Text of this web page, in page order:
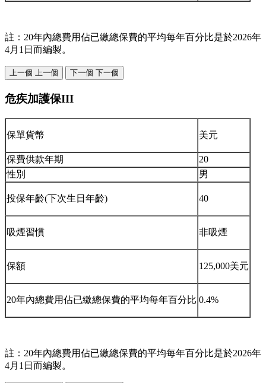
註：20年內總費用佔已繳總保費的平均每年百分比是於2026年
4月1日而編製。
上一個 上一個 下一個 下一個
危疾加護保III
保單貨幣 美元
保費供款年期
20
性別
男
投保年齡(下次生日年齡) 40
吸煙習慣 非吸煙
保額 125,000美元
20年內總費用佔已繳總保費的平均每年百分比 0.4%
註：20年內總費用佔已繳總保費的平均每年百分比是於2026年
4月1日而編製。